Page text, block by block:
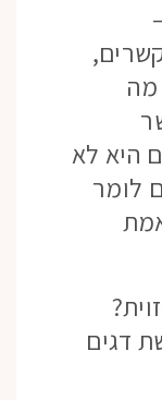
מה
היא לא
לומר
דגים